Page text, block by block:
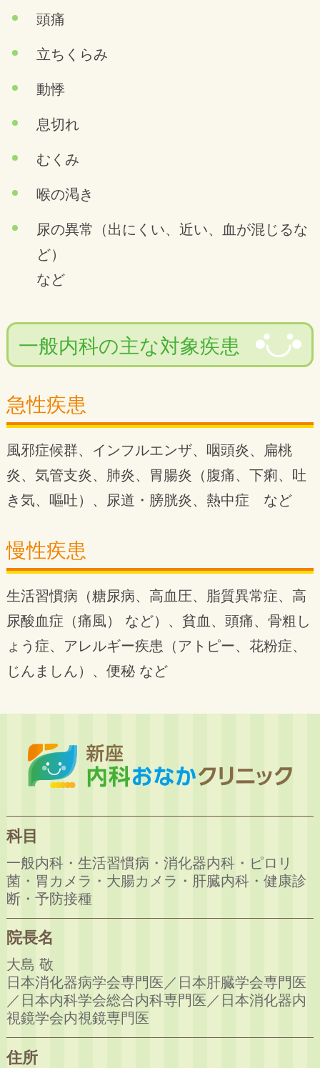
頭痛
立ちくらみ
動悸
息切れ
むくみ
喉の渇き
尿の異常（出にくい、近い、血が混じるな
ど）
など
一般内科の主な対象疾患
急性疾患
風邪症候群、インフルエンザ、咽頭炎、扁桃
炎、気管支炎、肺炎、胃腸炎（腹痛、下痢、吐
き気、嘔吐）、尿道・膀胱炎、熱中症 など
慢性疾患
生活習慣病（糖尿病、高血圧、脂質異常症、高
尿酸血症（痛風） など）、貧血、頭痛、骨粗し
ょう症、アレルギー疾患（アトピー、花粉症、
じんましん）、便秘 など
科目
一般内科・生活習慣病・消化器内科・ピロリ
菌・胃カメラ・大腸カメラ・肝臓内科・健康診
断・予防接種
院長名
大島 敬
日本消化器病学会専門医／日本肝臓学会専門医
／日本内科学会総合内科専門医／日本消化器内
視鏡学会内視鏡専門医
住所